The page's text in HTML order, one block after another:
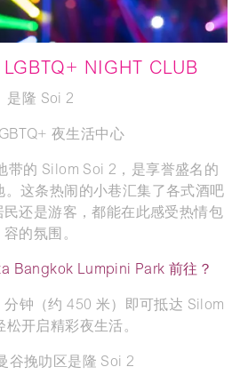
NIGHT CLUB
是隆 Soi 2
夜生活中心
带的 Silom Soi 2，是享誉盛名的
。这条热闹的小巷汇集了各式酒吧
还是游客，都能在此感受热情包
容的氛围。
Bangkok Lumpini Park 前往？
钟（约 450 米）即可抵达 Silom
松开启精彩夜生活。
谷挽叻区是隆 Soi 2